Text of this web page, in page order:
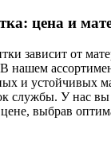
цена и
зависит от
нашем
и устойчивых
службы. У нас
выбрав